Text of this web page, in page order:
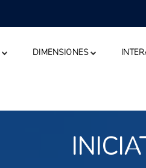
DIMENSIONES